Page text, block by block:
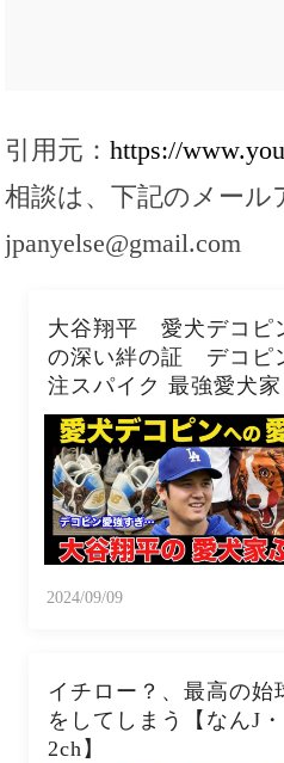
引用元： https://
相談は、下記のメール
jpanyelse@gmail.com
大谷翔平 愛犬デコピ
の深い絆の証 デコピ
注スパイク 最強愛犬家
2024/09/09
イチロー？、最高の始
をしてしまう【なんJ・
2ch】